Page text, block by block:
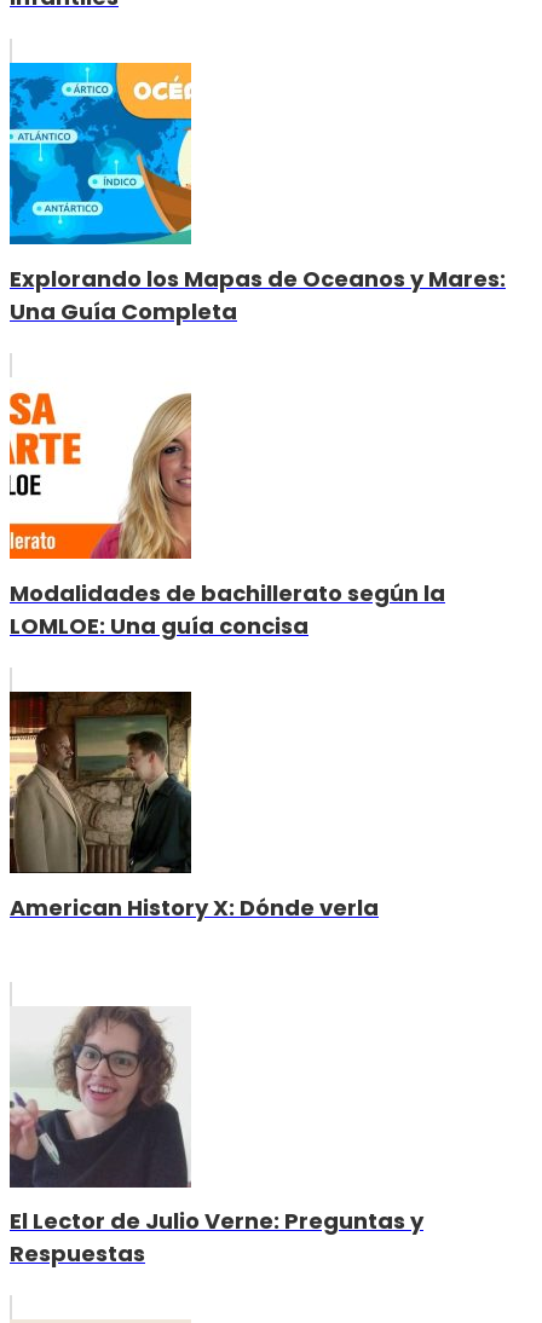
Explorando los Mapas de Oceanos y Mares:
Una Guía Completa
Modalidades de bachillerato según la
LOMLOE: Una guía concisa
American History X: Dónde verla
El Lector de Julio Verne: Preguntas y
Respuestas